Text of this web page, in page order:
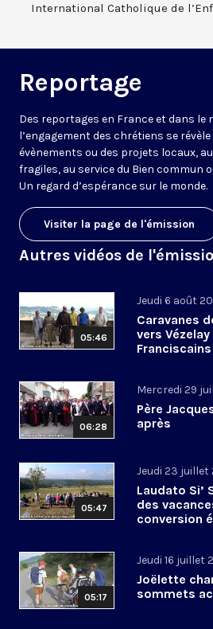
International Catholique de
Reportage
Des reportages en France et dans le
l’engagement des chrétiens se
évènements ou des projets locaux,
fragiles, au service du Bien commun
Un regard d’espérance sur le monde.
Visiter la page de l'émission
Autres vidéos de
05:46
Jeudi 6 août
Caravanes
vers
Franciscains
06:28
Mercredi 29
Père
après
05:47
Jeudi 23 juillet
Laudato Si’
des
conversion
05:17
Jeudi 16 juillet
Joëlette
sommets